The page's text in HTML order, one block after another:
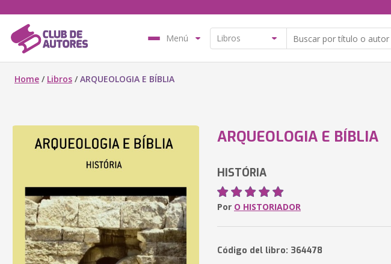
Menú
Home / Libros /ARQUEOLOGIA E BÍBLIA
ARQUEOLOGIA E BÍBLIA
HISTÓRIA
Por O HISTORIADOR
Código del libro: 364478